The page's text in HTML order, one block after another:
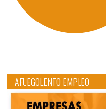
AFUEGOLENTO EMPLEO